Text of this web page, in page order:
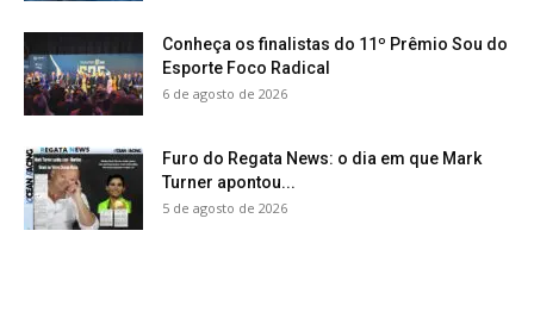
Conheça os finalistas do 11º Prêmio Sou do
Esporte Foco Radical
6 de agosto de 2026
Furo do Regata News: o dia em que Mark
Turner apontou...
5 de agosto de 2026